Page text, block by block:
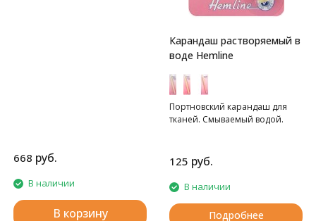
668 руб.
В наличии
В корзину
Карандаш растворяемый в
воде Hemline
Портновский карандаш для
тканей. Смываемый водой.
125 руб.
В наличии
Подробнее